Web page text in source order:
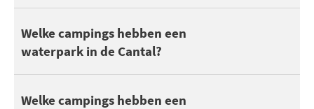
Welke campings hebben een
waterpark in de Cantal?
Hoewel 26 campings in de Cantal ten minste een zwembad
Welke campings hebben een
Kinderen en tieners houden van kamperen om vrienden te